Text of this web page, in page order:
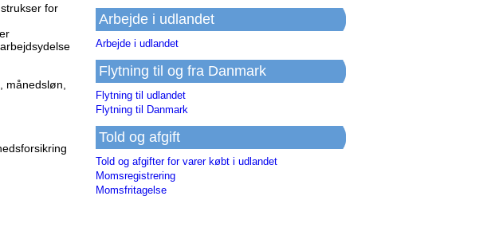
for
månedsløn,
Arbejde i udlandet
Arbejde i udlandet
Flytning til og fra Danmark
Flytning til udlandet
Flytning til Danmark
Told og afgift
Told og afgifter for varer købt i udlandet
Momsregistrering
Momsfritagelse